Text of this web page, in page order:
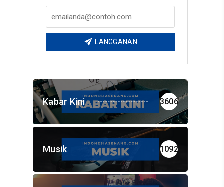
LANGGANAN
Kabar Kini 3606
Musik 1092